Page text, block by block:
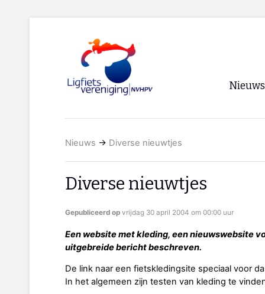
Nieuws
Nieuws → Diverse nieuwtjes
Diverse nieuwtjes
Gepubliceerd op vrijdag 30 april 2004 om 00:00 uur
Een website met kleding, een nieuwswebsite
uitgebreide bericht beschreven.
De link naar een fietskledingsite speciaal voor
In het algemeen zijn testen van kleding te